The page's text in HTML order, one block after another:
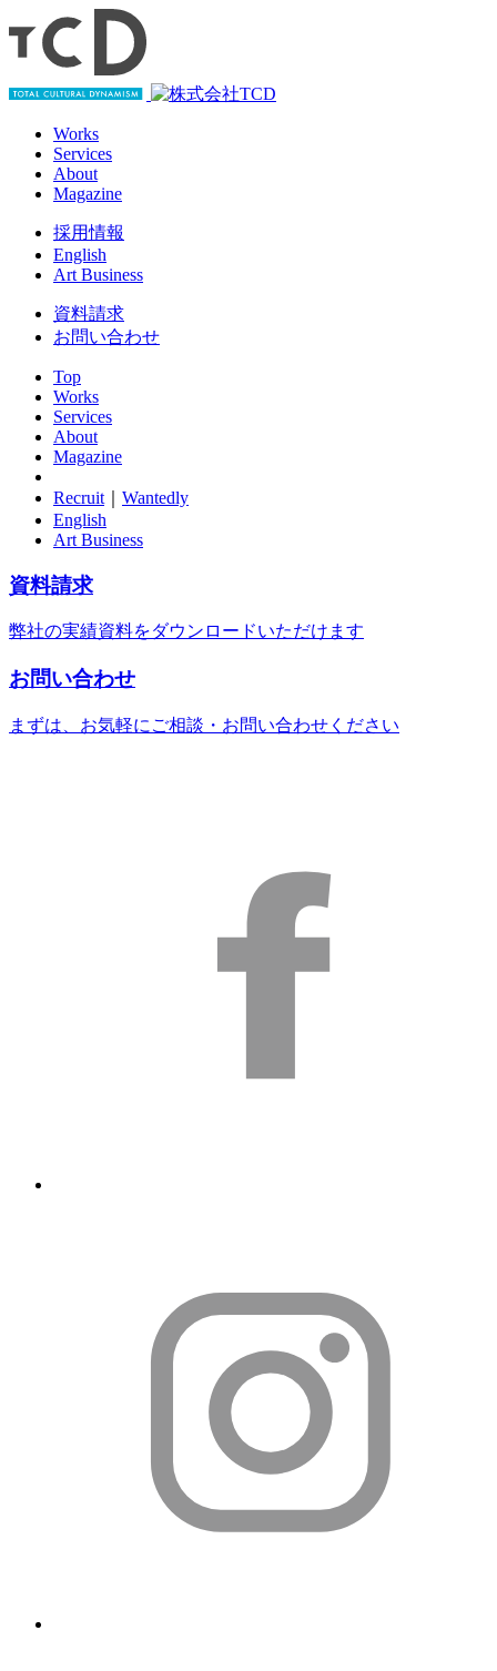
Works
Services
About
Magazine
採用情報
English
Art Business
資料請求
お問い合わせ
Top
Works
Services
About
Magazine
Recruit
Wantedly
English
Art Business
資料請求
弊社の実績資料をダウンロードいただけます
お問い合わせ
まずは、お気軽にご相談・お問い合わせください